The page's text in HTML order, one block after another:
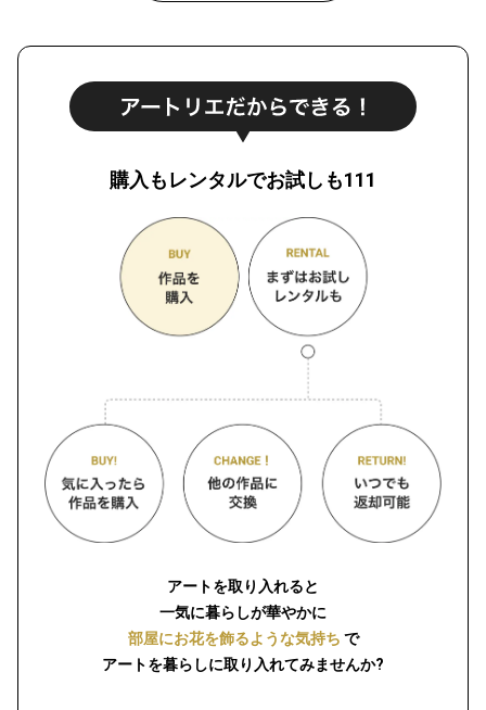
購入もレンタルでお試しも111
アートを取り入れると
一気に暮らしが華やかに
部屋にお花を飾るような気持ち で
アートを暮らしに取り入れてみませんか?